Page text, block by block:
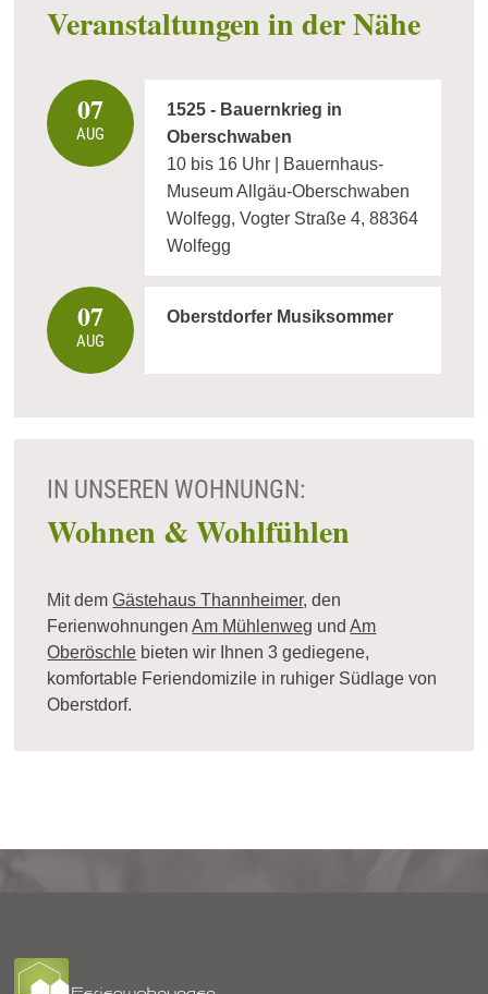
Veranstaltungen in der Nähe
07
AUG
1525 - Bauernkrieg in
Oberschwaben
10 bis 16 Uhr | Bauernhaus-
Museum Allgäu-Oberschwaben
Wolfegg, Vogter Straße 4, 88364
Wolfegg
07
AUG
Oberstdorfer Musiksommer
IN UNSEREN WOHNUNGN:
Wohnen & Wohlfühlen
Mit demGästehaus Thannheimer, den
FerienwohnungenAm Mühlenweg undAm
Oberöschle bieten wir Ihnen 3 gediegene,
komfortable Feriendomizile in ruhiger Südlage von
Oberstdorf.